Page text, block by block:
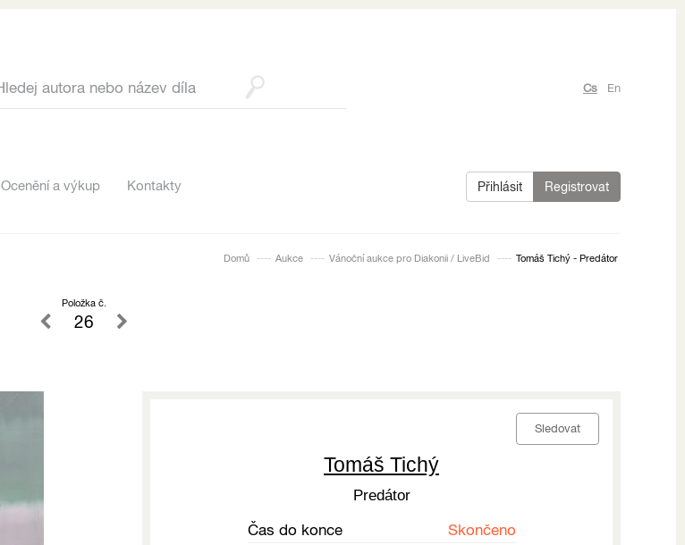
Cs En
Ocenění a výkup Kontakty Přihlásit Registrovat
Domů Aukce Vánoční aukce pro Diakonii / LiveBid Tomáš Tichý - Predátor
Položka č.
26
Sledovat
Tomáš Tichý
Predátor
Čas do konce Skončeno